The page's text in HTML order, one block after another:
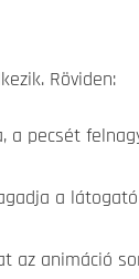
Röviden:
a pecsét
a
az animáció